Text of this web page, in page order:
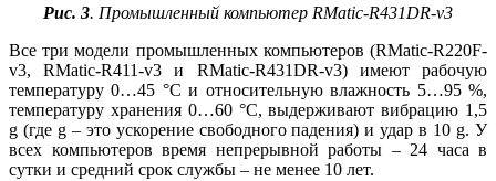
Рис. 3. Промышленный компьютер RMatic-R431DR-v3
Все три модели промышленных компьютеров (RMatic-R220F-
v3, RMatic-R411‑v3 и RMatic-R431DR-v3) имеют рабочую
температуру 0…45 °C и относительную влажность 5…95 %,
температуру хранения 0…60 °C, выдерживают вибрацию 1,5
g (где g – это ускорение свободного падения) и удар в 10 g. У
всех компьютеров время непрерывной работы – 24 часа в
сутки и средний срок службы – не менее 10 лет.